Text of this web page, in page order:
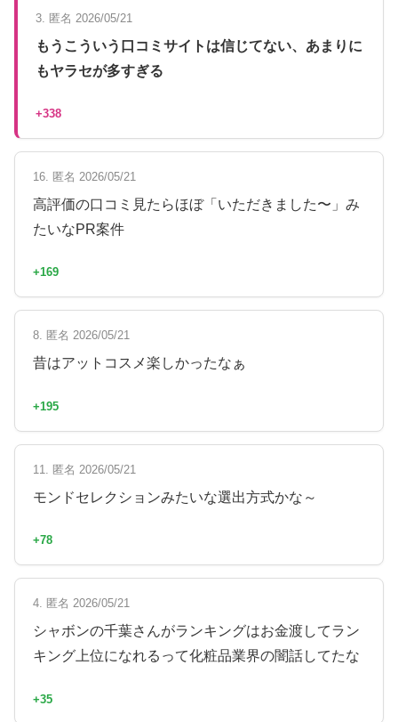
3. 匿名 2026/05/21
もうこういう口コミサイトは信じてない、あまりに
もヤラセが多すぎる
+338
16. 匿名 2026/05/21
高評価の口コミ見たらほぼ「いただきました〜」み
たいなPR案件
+169
8. 匿名 2026/05/21
昔はアットコスメ楽しかったなぁ
+195
11. 匿名 2026/05/21
モンドセレクションみたいな選出方式かな～
+78
4. 匿名 2026/05/21
シャボンの千葉さんがランキングはお金渡してラン
キング上位になれるって化粧品業界の闇話してたな
+35